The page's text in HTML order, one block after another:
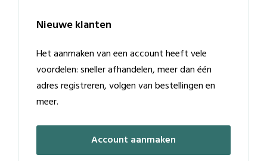
Nieuwe klanten
Het aanmaken van een account heeft vele
voordelen: sneller afhandelen, meer dan één
adres registreren, volgen van bestellingen en
meer.
Account aanmaken